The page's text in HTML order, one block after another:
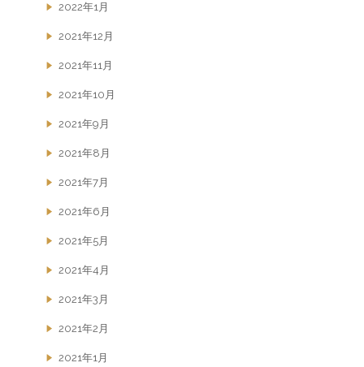
2022年1月
2021年12月
2021年11月
2021年10月
2021年9月
2021年8月
2021年7月
2021年6月
2021年5月
2021年4月
2021年3月
2021年2月
2021年1月